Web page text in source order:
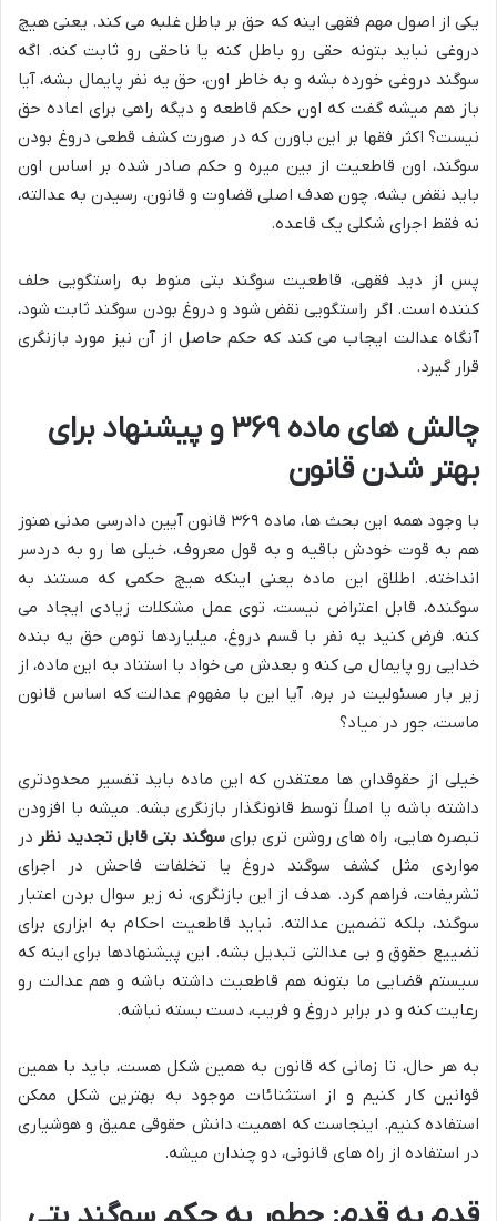
یکی از اصول مهم فقهی اینه که حق بر باطل غلبه می کند. یعنی هیچ
دروغی نباید بتونه حقی رو باطل کنه یا ناحقی رو ثابت کنه. اگه
سوگند دروغی خورده بشه و به خاطر اون، حق یه نفر پایمال بشه، آیا
باز هم میشه گفت که اون حکم قاطعه و دیگه راهی برای اعاده حق
نیست؟ اکثر فقها بر این باورن که در صورت کشف قطعی دروغ بودن
سوگند، اون قاطعیت از بین میره و حکم صادر شده بر اساس اون
باید نقض بشه. چون هدف اصلی قضاوت و قانون، رسیدن به عدالته،
نه فقط اجرای شکلی یک قاعده.
پس از دید فقهی، قاطعیت سوگند بتی منوط به راستگویی حلف
کننده است. اگر راستگویی نقض شود و دروغ بودن سوگند ثابت شود،
آنگاه عدالت ایجاب می کند که حکم حاصل از آن نیز مورد بازنگری
قرار گیرد.
چالش های ماده ۳۶۹ و پیشنهاد برای
بهتر شدن قانون
با وجود همه این بحث ها، ماده ۳۶۹ قانون آیین دادرسی مدنی هنوز
هم به قوت خودش باقیه و به قول معروف، خیلی ها رو به دردسر
انداخته. اطلاق این ماده یعنی اینکه هیچ حکمی که مستند به
سوگنده، قابل اعتراض نیست، توی عمل مشکلات زیادی ایجاد می
کنه. فرض کنید یه نفر با قسم دروغ، میلیاردها تومن حق یه بنده
خدایی رو پایمال می کنه و بعدش می خواد با استناد به این ماده، از
زیر بار مسئولیت در بره. آیا این با مفهوم عدالت که اساس قانون
ماست، جور در میاد؟
خیلی از حقوقدان ها معتقدن که این ماده باید تفسیر محدودتری
داشته باشه یا اصلاً توسط قانونگذار بازنگری بشه. میشه با افزودن
تبصره هایی، راه های روشن تری برایسوگند بتی قابل تجدید نظر در
مواردی مثل کشف سوگند دروغ یا تخلفات فاحش در اجرای
تشریفات، فراهم کرد. هدف از این بازنگری، نه زیر سوال بردن اعتبار
سوگند، بلکه تضمین عدالته. نباید قاطعیت احکام به ابزاری برای
تضییع حقوق و بی عدالتی تبدیل بشه. این پیشنهادها برای اینه که
سیستم قضایی ما بتونه هم قاطعیت داشته باشه و هم عدالت رو
رعایت کنه و در برابر دروغ و فریب، دست بسته نباشه.
به هر حال، تا زمانی که قانون به همین شکل هست، باید با همین
قوانین کار کنیم و از استثنائات موجود به بهترین شکل ممکن
استفاده کنیم. اینجاست که اهمیت دانش حقوقی عمیق و هوشیاری
در استفاده از راه های قانونی، دو چندان میشه.